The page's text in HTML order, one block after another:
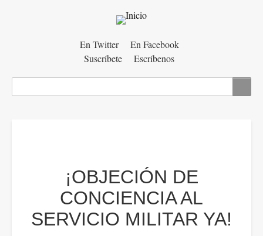
En Twitter
En Facebook
Suscríbete
Escríbenos
¡OBJECIÓN DE
CONCIENCIA AL
SERVICIO MILITAR YA!